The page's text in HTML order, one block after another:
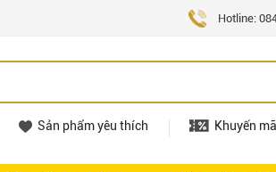
Hotline:
Sản phẩm yêu thích Khuyến